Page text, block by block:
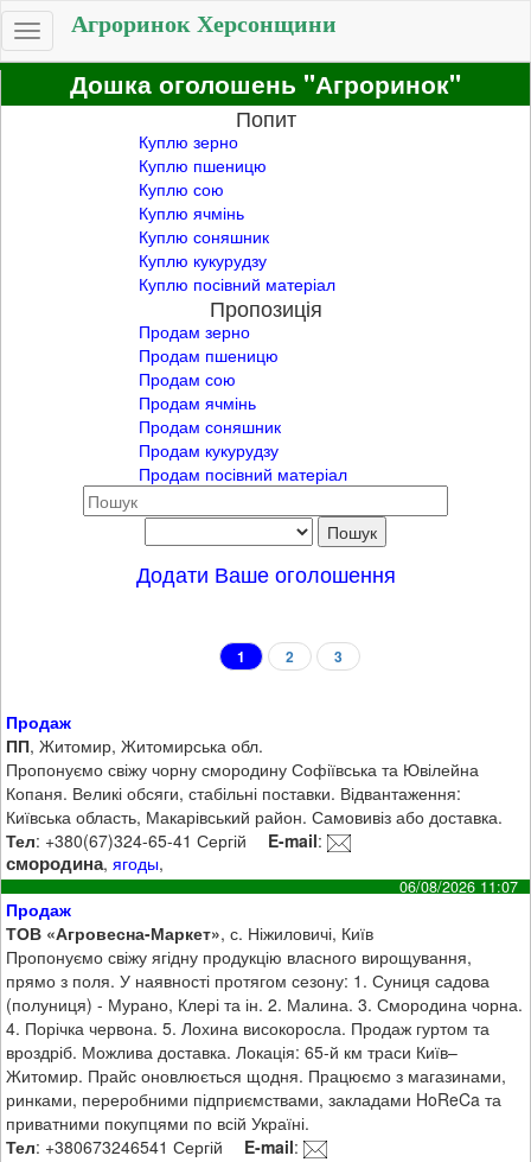
Toggle
navigation
Агроринок Херсонщини
Дошка оголошень "Агроринок"
Попит
Куплю зерно
Куплю пшеницю
Куплю сою
Куплю ячмінь
Куплю соняшник
Куплю кукурудзу
Куплю посівний матеріал
Пропозиція
Продам зерно
Продам пшеницю
Продам сою
Продам ячмінь
Продам соняшник
Продам кукурудзу
Продам посівний матеріал
Додати Ваше оголошення
1 2 3
Продаж
ПП, Житомир, Житомирська обл.
Пропонуємо свіжу чорну смородину Софіївська та Ювілейна
Копаня. Великі обсяги, стабільні поставки. Відвантаження:
Київська область, Макарівський район. Самовивіз або доставка.
Тел: +380(67)324-65-41 Сергій E-mail:
смородина,ягоды,
06/08/2026 11:07
Продаж
ТОВ «Агровесна-Маркет», с. Ніжиловичі, Київ
Пропонуємо свіжу ягідну продукцію власного вирощування,
прямо з поля. У наявності протягом сезону: 1. Суниця садова
(полуниця) - Мурано, Клері та ін. 2. Малина. 3. Смородина чорна.
4. Порічка червона. 5. Лохина високоросла. Продаж гуртом та
вроздріб. Можлива доставка. Локація: 65-й км траси Київ–
Житомир. Прайс оновлюється щодня. Працюємо з магазинами,
ринками, переробними підприємствами, закладами HoReCa та
приватними покупцями по всій Україні.
Тел: +380673246541 Сергій E-mail: